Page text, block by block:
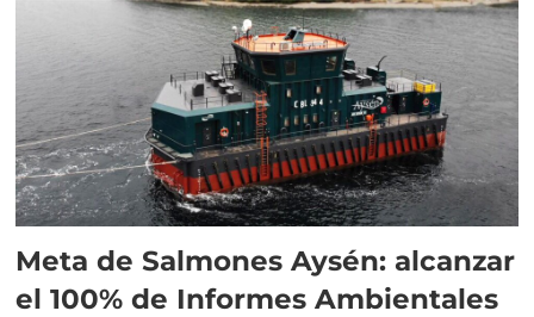
Meta de Salmones Aysén: alcanzar
el 100% de Informes Ambientales